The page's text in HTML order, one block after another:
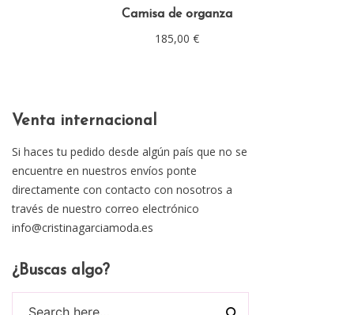
Camisa de organza
185,00 €
Venta internacional
Si haces tu pedido desde algún país que no se
encuentre en nuestros envíos ponte
directamente con contacto con nosotros a
través de nuestro correo electrónico
info@cristinagarciamoda.es
¿Buscas algo?